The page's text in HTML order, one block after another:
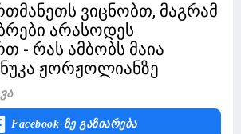
ვიცნობთ, მაგრამ
არასოდეს
- რას ამბობს მაია
ჟორჟოლიანზე
Facebook-Ზე Გაზიარება